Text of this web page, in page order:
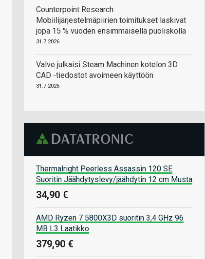
Counterpoint Research:
Mobiilijärjestelmäpiirien toimitukset laskivat
jopa 15 % vuoden ensimmäisellä puoliskolla
31.7.2026
Valve julkaisi Steam Machinen kotelon 3D
CAD -tiedostot avoimeen käyttöön
31.7.2026
Thermalright Peerless Assassin 120 SE
Suoritin Jäähdytyslevy/jäähdytin 12 cm Musta
34,90 €
AMD Ryzen 7 5800X3D suoritin 3,4 GHz 96
MB L3 Laatikko
379,90 €